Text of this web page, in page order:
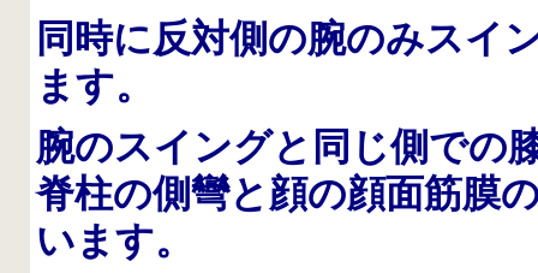
同時に反対側の腕のみスイ
ます。
腕のスイングと同じ側での
脊柱の側彎と顔の顔面筋膜
います。